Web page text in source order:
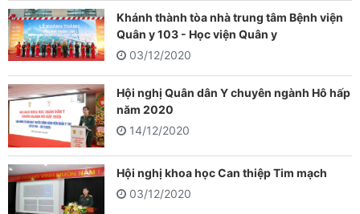
Khánh thành tòa nhà trung tâm Bệnh viện
Quân y 103 - Học viện Quân y
03/12/2020
Hội nghị Quân dân Y chuyên ngành Hô hấp
năm 2020
14/12/2020
Hội nghị khoa học Can thiệp Tim mạch
03/12/2020